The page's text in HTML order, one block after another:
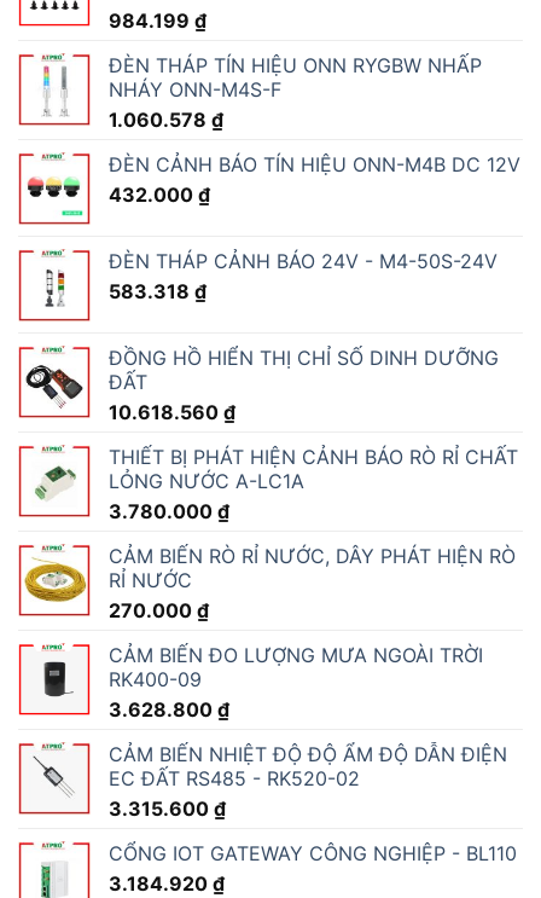
984.199 ₫
ĐÈN THÁP TÍN HIỆU ONN RYGBW NHẤP
NHÁY ONN-M4S-F
1.060.578 ₫
ĐÈN CẢNH BÁO TÍN HIỆU ONN-M4B DC 12V
432.000 ₫
ĐÈN THÁP CẢNH BÁO 24V - M4-50S-24V
583.318 ₫
ĐỒNG HỒ HIỂN THỊ CHỈ SỐ DINH DƯỠNG
ĐẤT
10.618.560 ₫
THIẾT BỊ PHÁT HIỆN CẢNH BÁO RÒ RỈ CHẤT
LỎNG NƯỚC A-LC1A
3.780.000 ₫
CẢM BIẾN RÒ RỈ NƯỚC, DÂY PHÁT HIỆN RÒ
RỈ NƯỚC
270.000 ₫
CẢM BIẾN ĐO LƯỢNG MƯA NGOÀI TRỜI
RK400-09
3.628.800 ₫
CẢM BIẾN NHIỆT ĐỘ ĐỘ ẨM ĐỘ DẪN ĐIỆN
EC ĐẤT RS485 - RK520-02
3.315.600 ₫
CỔNG IOT GATEWAY CÔNG NGHIỆP - BL110
3.184.920 ₫